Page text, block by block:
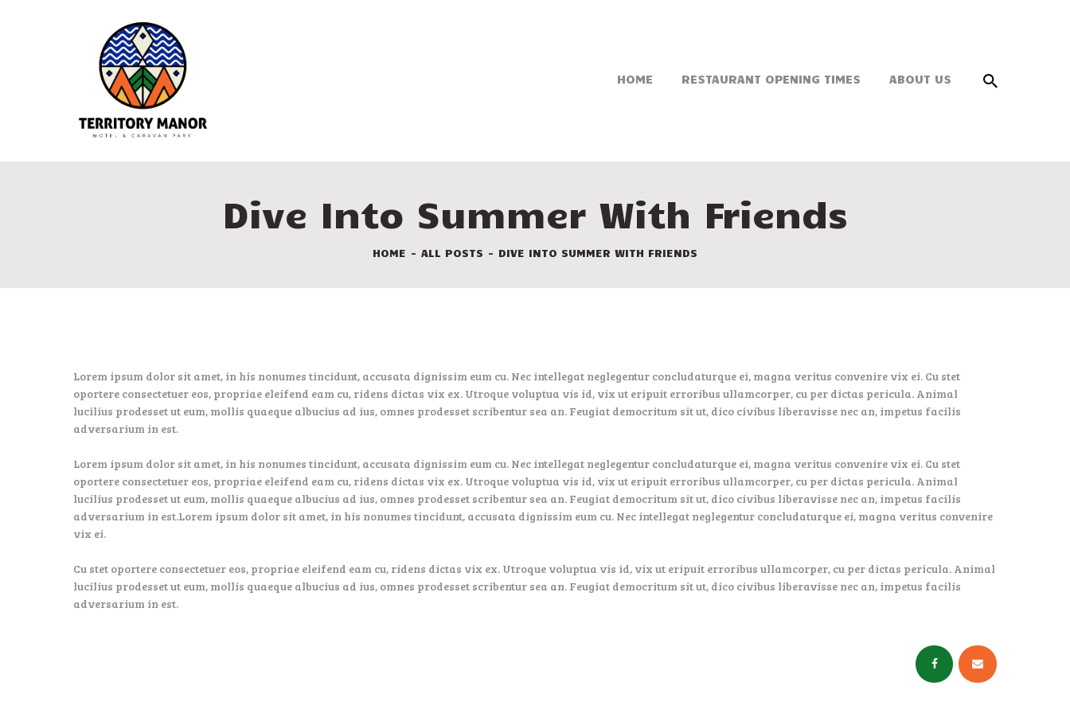
HOME RESTAURANT OPENING TIMES ABOUT US
Dive Into Summer With Friends
HOME ALL POSTS DIVE INTO SUMMER WITH FRIENDS
Lorem ipsum dolor sit amet, in his nonumes tincidunt, accusata dignissim eum cu. Nec intellegat neglegentur concludaturque ei, magna veritus convenire vix ei. Cu stet
oportere consectetuer eos, propriae eleifend eam cu, ridens dictas vix ex. Utroque voluptua vis id, vix ut eripuit erroribus ullamcorper, cu per dictas pericula. Animal
lucilius prodesset ut eum, mollis quaeque albucius ad ius, omnes prodesset scribentur sea an. Feugiat democritum sit ut, dico civibus liberavisse nec an, impetus facilis
adversarium in est.
Lorem ipsum dolor sit amet, in his nonumes tincidunt, accusata dignissim eum cu. Nec intellegat neglegentur concludaturque ei, magna veritus convenire vix ei. Cu stet
oportere consectetuer eos, propriae eleifend eam cu, ridens dictas vix ex. Utroque voluptua vis id, vix ut eripuit erroribus ullamcorper, cu per dictas pericula. Animal
lucilius prodesset ut eum, mollis quaeque albucius ad ius, omnes prodesset scribentur sea an. Feugiat democritum sit ut, dico civibus liberavisse nec an, impetus facilis
adversarium in est.Lorem ipsum dolor sit amet, in his nonumes tincidunt, accusata dignissim eum cu. Nec intellegat neglegentur concludaturque ei, magna veritus convenire
vix ei.
Cu stet oportere consectetuer eos, propriae eleifend eam cu, ridens dictas vix ex. Utroque voluptua vis id, vix ut eripuit erroribus ullamcorper, cu per dictas pericula. Animal
lucilius prodesset ut eum, mollis quaeque albucius ad ius, omnes prodesset scribentur sea an. Feugiat democritum sit ut, dico civibus liberavisse nec an, impetus facilis
adversarium in est.